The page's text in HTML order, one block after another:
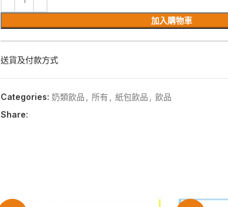
加入購物車
送貨及付款方式
Categories: 奶類飲品 所有 紙包飲品
飲品
Share: